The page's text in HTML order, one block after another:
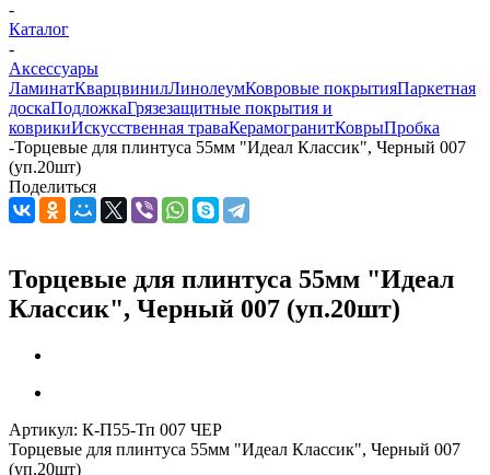
-
Каталог
-
Аксессуары
ЛаминатКварцвинилЛинолеумКовровые покрытияПаркетная
доскаПодложкаГрязезащитные покрытия и
коврикиИскусственная траваКерамогранитКоврыПробка
-Торцевые для плинтуса 55мм "Идеал Классик", Черный 007
(уп.20шт)
Поделиться
Торцевые для плинтуса 55мм "Идеал
Классик", Черный 007 (уп.20шт)
Артикул: К-П55-Тп 007 ЧЕР
Торцевые для плинтуса 55мм "Идеал Классик", Черный 007
(уп.20шт)